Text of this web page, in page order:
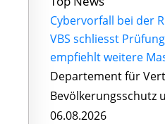
Cybervorfall bei der
VBS schliesst
empfiehlt weitere
Departement für
Bevölkerungsschutz
06.08.2026